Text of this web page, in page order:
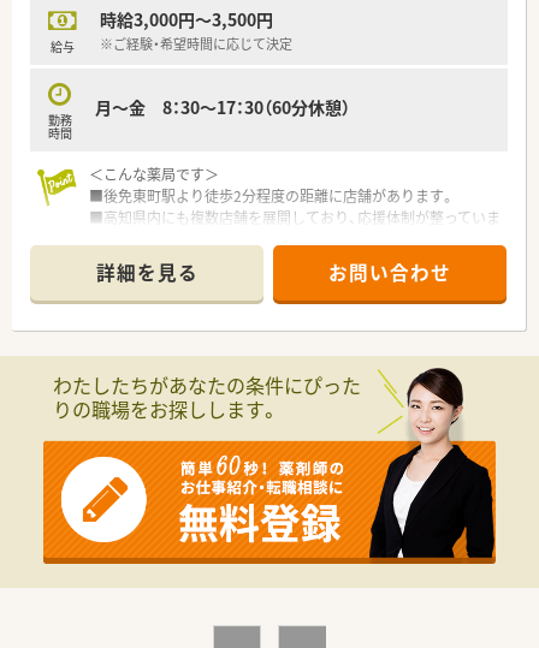
給与
時給3,000円～3,500円
※ご経験・希望時間に応じて決定
勤務
時間
月～金 8：30～17：30（60分休憩）
＜こんな薬局です＞
■後免東町駅より徒歩2分程度の距離に店舗があります。
■高知県内にも複数店舗を展開しており、応援体制が整っていま
＜業務内容＞
■処方箋による調剤業務、服薬指導、薬剤情報の提供など
■近隣のクリニックより処方を応需しています。
■弊社は全国に12拠点を展開し、全国各地の薬局・ドラッグスト
アなど、派遣先との信頼関係を大切にしながら、豊富な求人情報
また、今後ご転居された場合でも、全国各地のエリア情報に精
通したコンサルタントが皆様をお迎えいたします。
■充実した福利厚生！
福利厚生サービス利用可能・スポーツクラブ利用可能・特別休
暇制度・慶弔見舞金制度などがございます。
■研修制度も充実！
e-ラーニング受講無料・ファーマシーセミナーへの参加無料・
■各種社会保険完備(雇用保険・社会保険：週20時間以上勤務者)
詳細を見る お問い合わせ
わたしたちがあなたの条件にぴった
りの職場をお探しします。